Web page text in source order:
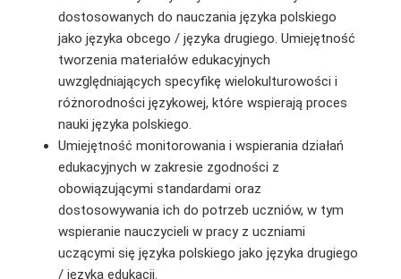
dostosowanych do nauczania języka polskiego
jako języka obcego / języka drugiego. Umiejętność
tworzenia materiałów edukacyjnych
uwzględniających specyfikę wielokulturowości i
różnorodności językowej, które wspierają proces
nauki języka polskiego.
Umiejętność monitorowania i wspierania działań
edukacyjnych w zakresie zgodności z
obowiązującymi standardami oraz
dostosowywania ich do potrzeb uczniów, w tym
wspieranie nauczycieli w pracy z uczniami
uczącymi się języka polskiego jako języka drugiego
/ języka edukacji.